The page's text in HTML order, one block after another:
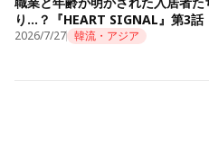
り…？『HEART SIGNAL』第3話
2026/7/27 韓流・アジア